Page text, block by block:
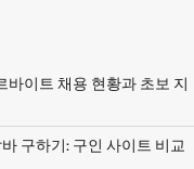
바이트 채용 현황과 초보 지
구하기: 구인 사이트 비교